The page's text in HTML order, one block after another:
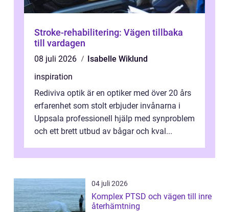
Stroke-rehabilitering: Vägen tillbaka
till vardagen
08 juli 2026
Isabelle Wiklund
inspiration
Rediviva optik är en optiker med över 20 års
erfarenhet som stolt erbjuder invånarna i
Uppsala professionell hjälp med synproblem
och ett brett utbud av bågar och kval...
04 juli 2026
Komplex PTSD och vägen till inre
återhämtning